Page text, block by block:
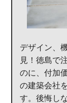
デザイン、
見！徳島で
のに、付加
の建築会社
す。後悔し